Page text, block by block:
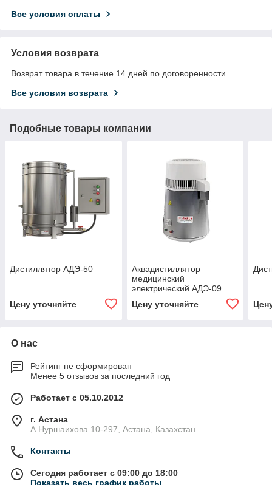
Все условия оплаты
Условия возврата
Возврат товара в течение 14 дней по договоренности
Все условия возврата
Подобные товары компании
Дистиллятор АДЭ-50
Цену уточняйте
Аквадистиллятор
медицинский
электрический АДЭ-09
Цену уточняйте
О нас
Рейтинг не сформирован
Менее 5 отзывов за последний год
Работает с 05.10.2012
г. Астана
А.Нуршаихова 10-297, Астана, Казахстан
Контакты
Сегодня работает с 09:00 до 18:00
Показать весь график работы